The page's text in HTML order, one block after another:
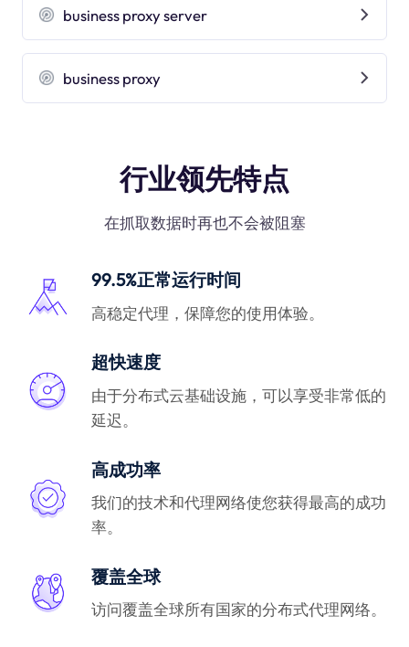
business proxy server
business proxy
行业领先特点
在抓取数据时再也不会被阻塞
99.5%正常运行时间
高稳定代理，保障您的使用体验。
超快速度
由于分布式云基础设施，可以享受非常低的
延迟。
高成功率
我们的技术和代理网络使您获得最高的成功
率。
覆盖全球
访问覆盖全球所有国家的分布式代理网络。